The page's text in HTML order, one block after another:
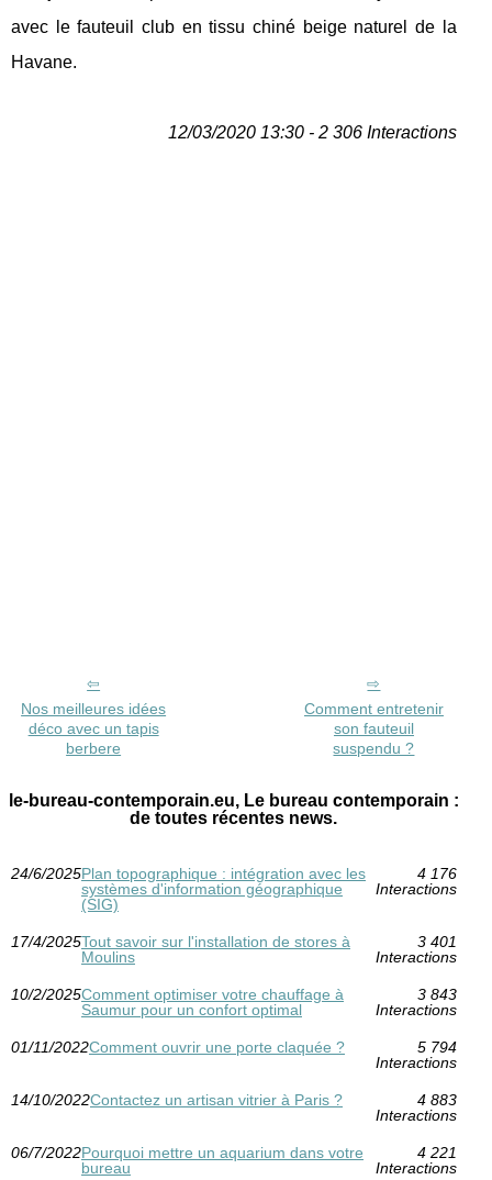
avec le fauteuil club en tissu chiné beige naturel de la
Havane.
12/03/2020 13:30 - 2 306 Interactions
Nos meilleures idées
déco avec un tapis
berbere
Comment entretenir
son fauteuil
suspendu ?
le-bureau-contemporain.eu, Le bureau contemporain :
de toutes récentes news.
24/6/2025Plan topographique : intégration avec les
systèmes d'information géographique
(SIG)
4 176
Interactions
17/4/2025Tout savoir sur l'installation de stores à
Moulins
3 401
Interactions
10/2/2025Comment optimiser votre chauffage à
Saumur pour un confort optimal
3 843
Interactions
01/11/2022Comment ouvrir une porte claquée ?
5 794
Interactions
14/10/2022Contactez un artisan vitrier à Paris ?
4 883
Interactions
06/7/2022Pourquoi mettre un aquarium dans votre
bureau
4 221
Interactions